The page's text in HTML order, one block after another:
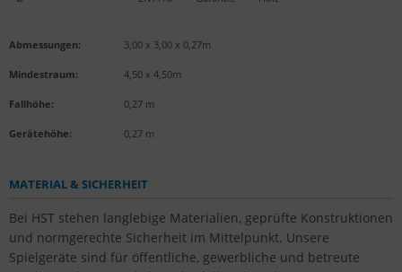
Abmessungen: 3,00 x 3,00 x 0,27m
Mindestraum: 4,50 x 4,50m
Fallhöhe: 0,27 m
Gerätehöhe: 0,27 m
MATERIAL & SICHERHEIT
Bei HST stehen langlebige Materialien, geprüfte Konstruktionen
und normgerechte Sicherheit im Mittelpunkt. Unsere
Spielgeräte sind für öffentliche, gewerbliche und betreute